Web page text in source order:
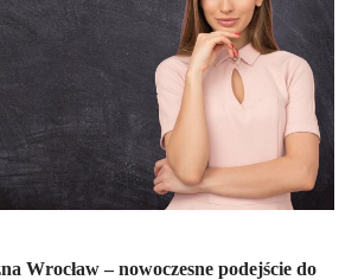
Wrocław – nowoczesne podejście do